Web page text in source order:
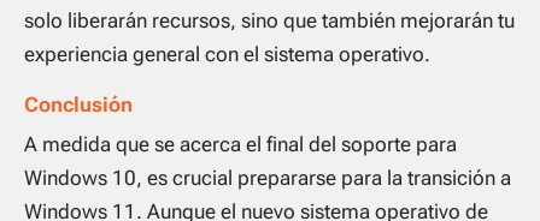
solo liberarán recursos, sino que también mejorarán tu
experiencia general con el sistema operativo.
Conclusión
A medida que se acerca el final del soporte para
Windows 10, es crucial prepararse para la transición a
Windows 11. Aunque el nuevo sistema operativo de